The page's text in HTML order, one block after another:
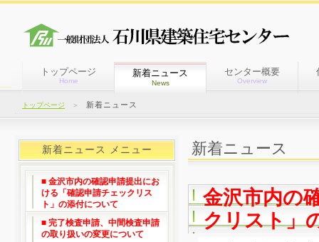
トップページ
Home
新着ニュース
News
センター概要
Overview
トップページ ＞ 新着ニュース
新着ニュース
金沢市内の
クリスト」
新着ニュース メニュー
■ 金沢市内の確認申請提出にお
ける「確認申請チェックリス
ト」の添付について
■ 完了検査申請、中間検査申請
の取り扱いの変更について